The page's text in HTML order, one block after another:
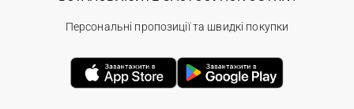
Персональні пропозиції та швидкі покупки